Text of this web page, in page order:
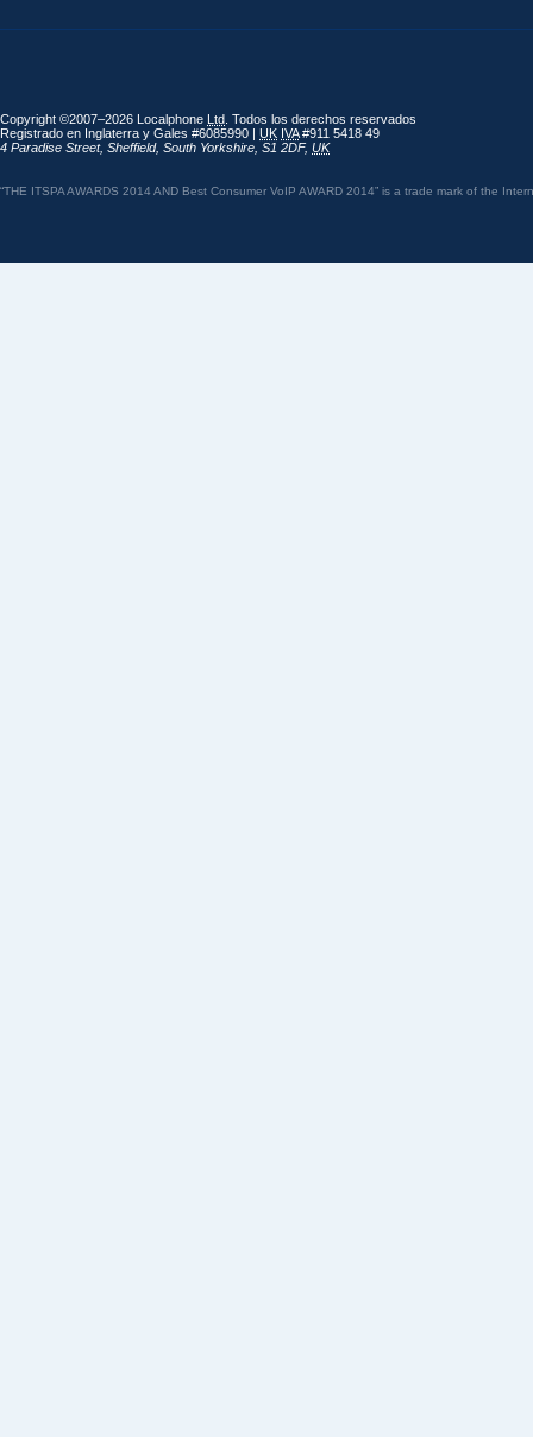
Copyright ©2007–2026 Localphone Ltd . Todos los derechos reservados
Registrado en Inglaterra y Gales #6085990 | UK IVA#911 5418 49
4 Paradise Street, Sheffield, South Yorkshire S1 2DF, UK
“THE ITSPA AWARDS 2014 AND Best Consumer VoIP AWARD 2014” is a trade mark of the